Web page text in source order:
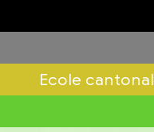
Ecole